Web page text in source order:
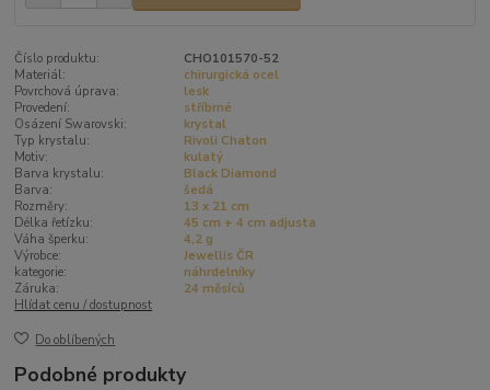
Číslo produktu:
CHO101570-52
Materiál:
chirurgická ocel
Povrchová úprava:
lesk
Provedení:
stříbrné
Osázení Swarovski:
krystal
Typ krystalu:
Rivoli Chaton
Motiv:
kulatý
Barva krystalu:
Black Diamond
Barva:
šedá
Rozměry:
13 x 21 cm
Délka řetízku:
45 cm + 4 cm adjusta
Váha šperku:
4,2 g
Výrobce:
Jewellis ČR
kategorie:
náhrdelníky
Záruka:
24 měsíců
Hlídat cenu / dostupnost
Do oblíbených
Podobné produkty